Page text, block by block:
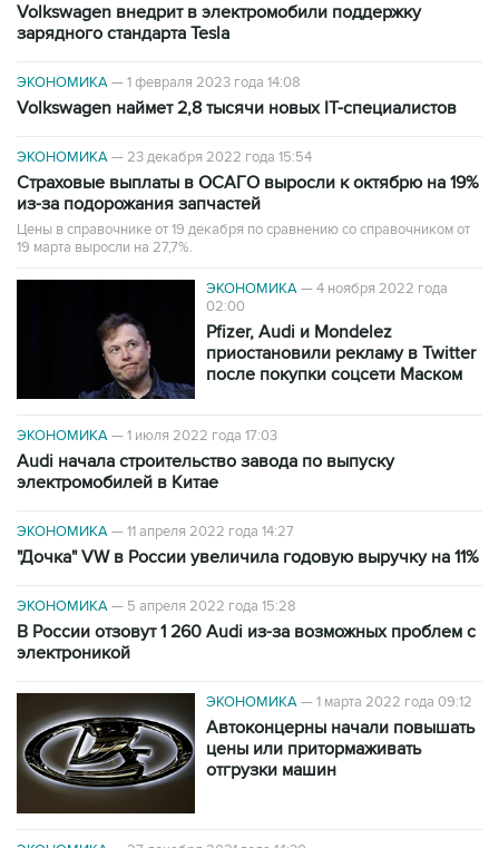
Volkswagen внедрит в электромобили поддержку
зарядного стандарта Tesla
ЭКОНОМИКА—1 февраля 2023 года 14:08
Volkswagen наймет 2,8 тысячи новых IT-специалистов
ЭКОНОМИКА—23 декабря 2022 года 15:54
Страховые выплаты в ОСАГО выросли к октябрю на 19%
из-за подорожания запчастей
Цены в справочнике от 19 декабря по сравнению со справочником от
19 марта выросли на 27,7%.
ЭКОНОМИКА—4 ноября 2022 года
02:00
Pfizer, Audi и Mondelez
приостановили рекламу в Twitter
после покупки соцсети Маском
ЭКОНОМИКА—1 июля 2022 года 17:03
Audi начала строительство завода по выпуску
электромобилей в Китае
ЭКОНОМИКА—11 апреля 2022 года 14:27
"Дочка" VW в России увеличила годовую выручку на 11%
ЭКОНОМИКА— 5 апреля 2022 года 15:28
В России отзовут 1 260 Audi из-за возможных проблем с
электроникой
ЭКОНОМИКА—1 марта 2022 года 09:12
Автоконцерны начали повышать
цены или притормаживать
отгрузки машин